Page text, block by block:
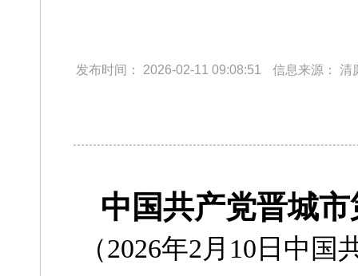
发布时间： 2026-02-11 09:08:51 信息来源： 清
中国共产党晋城
（2026年2月10日中